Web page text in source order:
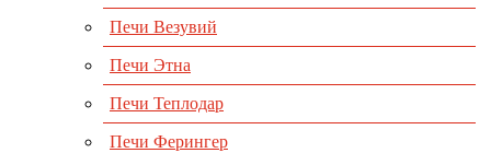
Печи Везувий
Печи Этна
Печи Теплодар
Печи Ферингер